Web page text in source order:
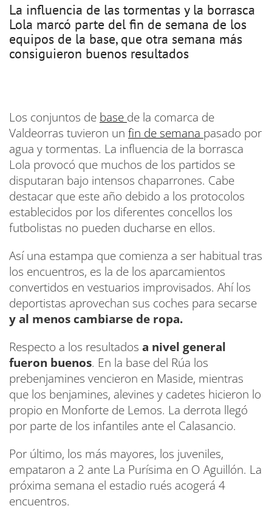
La influencia de las tormentas y la borrasca
Lola marcó parte del fin de semana de los
equipos de la base, que otra semana más
consiguieron buenos resultados
Los conjuntos de base de la comarca de
Valdeorras tuvieron un fin de semana pasado por
agua y tormentas. La influencia de la borrasca
Lola provocó que muchos de los partidos se
disputaran bajo intensos chaparrones. Cabe
destacar que este año debido a los protocolos
establecidos por los diferentes concellos los
futbolistas no pueden ducharse en ellos.
Así una estampa que comienza a ser habitual tras
los encuentros, es la de los aparcamientos
convertidos en vestuarios improvisados. Ahí los
deportistas aprovechan sus coches para secarse
y al menos cambiarse de ropa.
Respecto a los resultados a nivel general
fueron buenos. En la base del Rúa los
prebenjamines vencieron en Maside, mientras
que los benjamines, alevines y cadetes hicieron lo
propio en Monforte de Lemos. La derrota llegó
por parte de los infantiles ante el Calasancio.
Por último, los más mayores, los juveniles,
empataron a 2 ante La Purísima en O Aguillón. La
próxima semana el estadio rués acogerá 4
encuentros.